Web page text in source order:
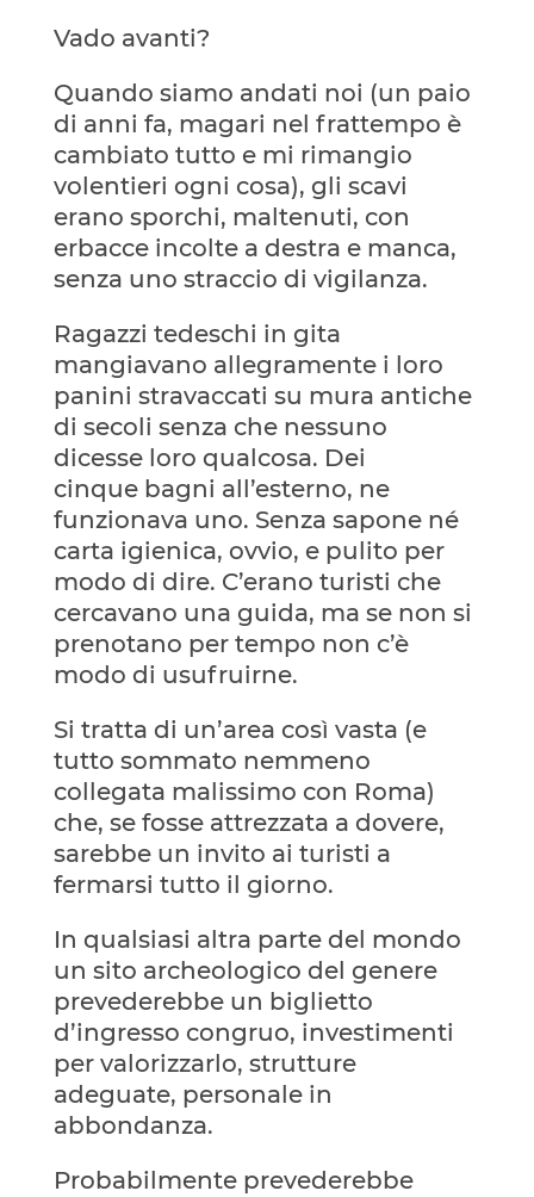
Vado avanti?
Quando siamo andati noi (un paio
di anni fa, magari nel frattempo è
cambiato tutto e mi rimangio
volentieri ogni cosa), gli scavi
erano sporchi, maltenuti, con
erbacce incolte a destra e manca,
senza uno straccio di vigilanza.
Ragazzi tedeschi in gita
mangiavano allegramente i loro
panini stravaccati su mura antiche
di secoli senza che nessuno
dicesse loro qualcosa. Dei
cinque bagni all’esterno, ne
funzionava uno. Senza sapone né
carta igienica, ovvio, e pulito per
modo di dire. C’erano turisti che
cercavano una guida, ma se non si
prenotano per tempo non c’è
modo di usufruirne.
Si tratta di un’area così vasta (e
tutto sommato nemmeno
collegata malissimo con Roma)
che, se fosse attrezzata a dovere,
sarebbe un invito ai turisti a
fermarsi tutto il giorno.
In qualsiasi altra parte del mondo
un sito archeologico del genere
prevederebbe un biglietto
d’ingresso congruo, investimenti
per valorizzarlo, strutture
adeguate, personale in
abbondanza.
Probabilmente prevederebbe